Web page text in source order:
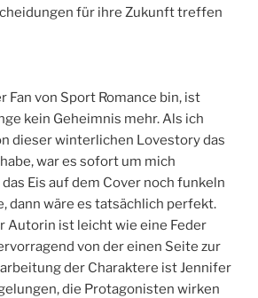
für ihre Zukunft treffen
Fan von Sport Romance bin, ist
kein Geheimnis mehr. Als ich
dieser winterlichen Lovestory das
war es sofort um mich
Eis auf dem Cover noch funkeln
dann wäre es tatsächlich perfekt.
Autorin ist leicht wie eine Feder
von der einen Seite zur
der Charaktere ist Jennifer
die Protagonisten wirken